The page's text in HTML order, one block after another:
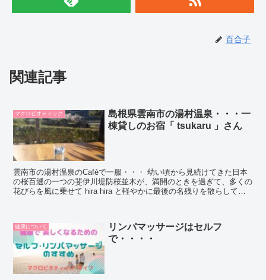
百合子
関連記事
マクロビオティック
島根県雲南市の湯村温泉・・・一
棟貸しのお宿「 tsukaru 」さん
雲南市の湯村温泉のCaféで一服・・・ 幼い頃から見続けてきた日本
の桜百選の一つの斐伊川堤防桜並木が、満開のときを過ぎて、多くの
花びらを風に乗せて hira hira と軽やかに最後の名残りを散らしてい
健康について
リンパマッサージはセルフ
で・・・・